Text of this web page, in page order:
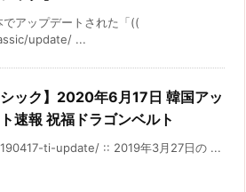
でアップデートされた「((
update/ ...
シック】2020年6月17日 韓国アッ
速報 祝福ドラゴンベルト
ti-update/ :: 2019年3月27日の ...